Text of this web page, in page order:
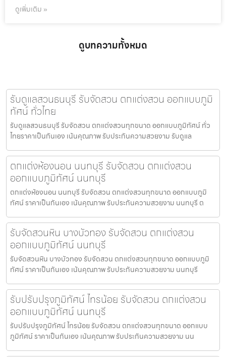
ดูเพิ่มเติม »
ดูบทความทั้งหมด
รับดูแลสวนธนบุรี รับจัดสวน ตกแต่งสวน ออกแบบภูมิ
ทัศน์ ทั่วไทย
รับดูแลสวนธนบุรี รับจัดสวน ตกแต่งสวนทุกขนาด ออกแบบภูมิทัศน์ ทั่ว
ไทยราคาเป็นกันเอง เน้นคุณภาพ รับประกันความสวยงาม รับดูแล
ตกแต่งห้องนอน นนทบุรี รับจัดสวน ตกแต่งสวน
ออกแบบภูมิทัศน์ นนทบุรี
ตกแต่งห้องนอน นนทบุรี รับจัดสวน ตกแต่งสวนทุกขนาด ออกแบบภูมิ
ทัศน์ ราคาเป็นกันเอง เน้นคุณภาพ รับประกันความสวยงาม นนทบุรี ต
รับจัดสวนหิน บางบัวทอง รับจัดสวน ตกแต่งสวน
ออกแบบภูมิทัศน์ นนทบุรี
รับจัดสวนหิน บางบัวทอง รับจัดสวน ตกแต่งสวนทุกขนาด ออกแบบภูมิ
ทัศน์ ราคาเป็นกันเอง เน้นคุณภาพ รับประกันความสวยงาม นนทบุรี
รับปรับปรุงภูมิทัศน์ ไทรน้อย รับจัดสวน ตกแต่งสวน
ออกแบบภูมิทัศน์ นนทบุรี
รับปรับปรุงภูมิทัศน์ ไทรน้อย รับจัดสวน ตกแต่งสวนทุกขนาด ออกแบบ
ภูมิทัศน์ ราคาเป็นกันเอง เน้นคุณภาพ รับประกันความสวยงาม นน